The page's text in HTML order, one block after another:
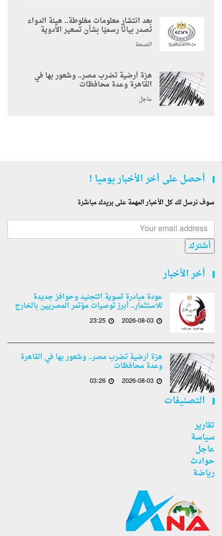
بعد انتشار معلومات مغلوطة.. هيئة الدواء
تصدر بيانًا رسميًا بشأن تسعير الأدوية
الصحة
هزة أرضية تضرب مصر.. وشعور بها في
القاهرة وعدة محافظات
عاجل
أحصل على أخر الأخبار يوميا !
سوف نرسل لك كل الأخبار المهمة على بريدك مباشرة
أشترك
أخر الأخبار
عودة مبادرة تسوية التجنيد وحوافز جديدة
للاستثمار.. أبرز توصيات مؤتمر المصريين بالخارج
2026-08-03
23:25
هزة أرضية تضرب مصر.. وشعور بها في القاهرة
وعدة محافظات
2026-08-03
03:26
التصنيفات
تقارير
سياسة
عاجل
حوادث
رياضة